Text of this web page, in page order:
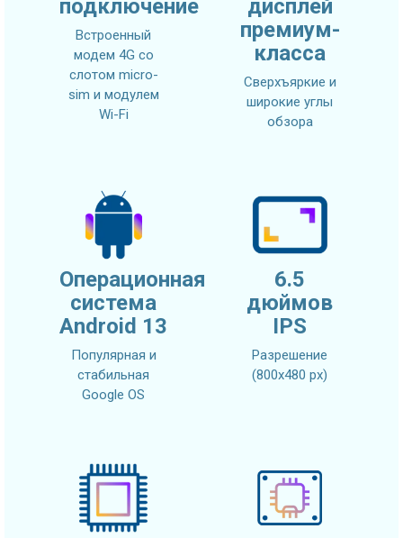
подключение
Встроенный
модем 4G со
слотом micro-
sim и модулем
Wi-Fi
дисплей
премиум-
класса
Сверхъяркие и
широкие углы
обзора
Операционная
система
Android 13
Популярная и
стабильная
Google OS
6.5
дюймов
IPS
Разрешение
(800х480 px)